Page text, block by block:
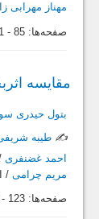
مهناز مهرابی
صفحه‌ها: 85
-
مقایسه
بتول حیدری
✍️ طیبه
احمد غضنفری
مریم چرامی /
صفحه‌ها: 123
-